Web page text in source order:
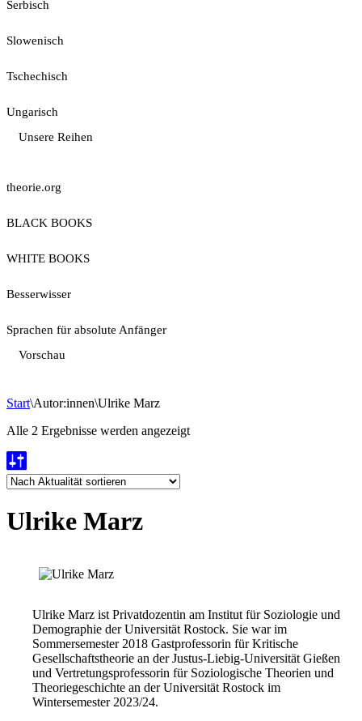
Serbisch
Slowenisch
Tschechisch
Ungarisch
Unsere Reihen
theorie.org
BLACK BOOKS
WHITE BOOKS
Besserwisser
Sprachen für absolute Anfänger
Vorschau
Start\Autor:innen\Ulrike Marz
Alle 2 Ergebnisse werden angezeigtNach
Ulrike Marz
Ulrike Marz ist Privatdozentin am Institut für Soziologie und
Demographie der Universität Rostock. Sie war im
Sommersemester 2018 Gastprofessorin für Kritische
Gesellschaftstheorie an der Justus-Liebig-Universität Gießen
und Vertretungsprofessorin für Soziologische Theorien und
Theoriegeschichte an der Universität Rostock im
Wintersemester 2023/24.